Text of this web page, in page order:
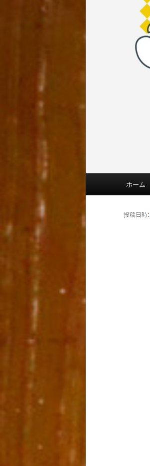
ホーム
投稿日時: